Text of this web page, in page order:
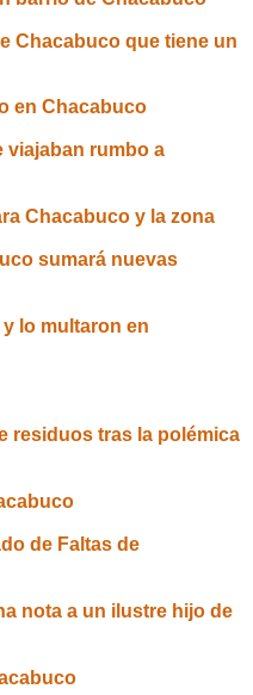
Chacabuco que tiene un
en Chacabuco
viajaban rumbo a
Chacabuco y la zona
sumará nuevas
lo multaron en
residuos tras la polémica
de Faltas de
nota a un ilustre hijo de